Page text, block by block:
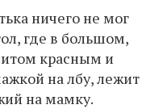
ничего не мог
где в большом,
красным и
на лбу, лежит
на мамку.